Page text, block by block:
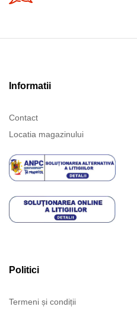
Informatii
Contact
Locatia magazinului
Politici
Termeni și condiții